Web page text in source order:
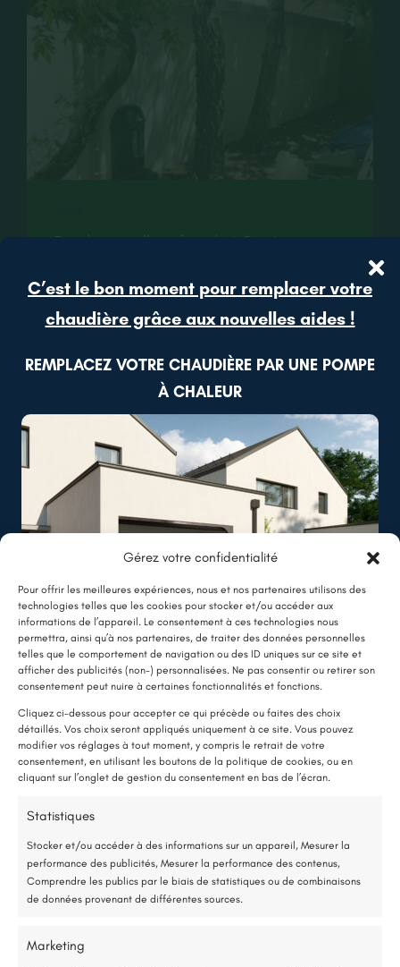
Gérez votre confidentialité
Pour offrir les meilleures expériences, nous et nos partenaires utilisons des
technologies telles que les cookies pour stocker et/ou accéder aux
informations de l’appareil. Le consentement à ces technologies nous
permettra, ainsi qu’à nos partenaires, de traiter des données personnelles
telles que le comportement de navigation ou des ID uniques sur ce site et
afficher des publicités (non-) personnalisées. Ne pas consentir ou retirer son
consentement peut nuire à certaines fonctionnalités et fonctions.
Cliquez ci-dessous pour accepter ce qui précède ou faites des choix
détaillés. Vos choix seront appliqués uniquement à ce site. Vous pouvez
modifier vos réglages à tout moment, y compris le retrait de votre
consentement, en utilisant les boutons de la politique de cookies, ou en
cliquant sur l’onglet de gestion du consentement en bas de l’écran.
Statistiques
Stocker et/ou accéder à des informations sur un appareil, Mesurer la
performance des publicités, Mesurer la performance des contenus,
Comprendre les publics par le biais de statistiques ou de combinaisons
de données provenant de différentes sources.
Marketing
Ravalement d’une façade à Rezé
Lire plus
Rezé
Isolation thermique par l’extérieur
Lire plus
C’est le bon moment pour remplacer votre
chaudière grâce aux nouvelles aides !
REMPLACEZ VOTRE CHAUDIÈRE PAR UNE POMPE
À CHALEUR
LE SAVIEZ-VOUS ?
Une pompe à chaleur (PAC) utilise très peu d’électricité : elle consomme
environ 1 kWh pour générer 4 kWh de chaleur.
Une solution performante et économique
75 % de l’énergie provient des calories naturellement présentes dans
Étude gratuite et sans engagement
*Aides de l’État disponibles selon votre revenu fiscal